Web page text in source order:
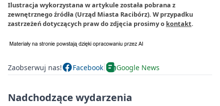
Ilustracja wykorzystana w artykule została pobrana z
zewnętrznego źródła (Urząd Miasta Racibórz). W przypadku
zastrzeżeń dotyczących praw do zdjęcia prosimy o kontakt.
Zaobserwuj nas! Facebook Google News
Nadchodzące wydarzenia